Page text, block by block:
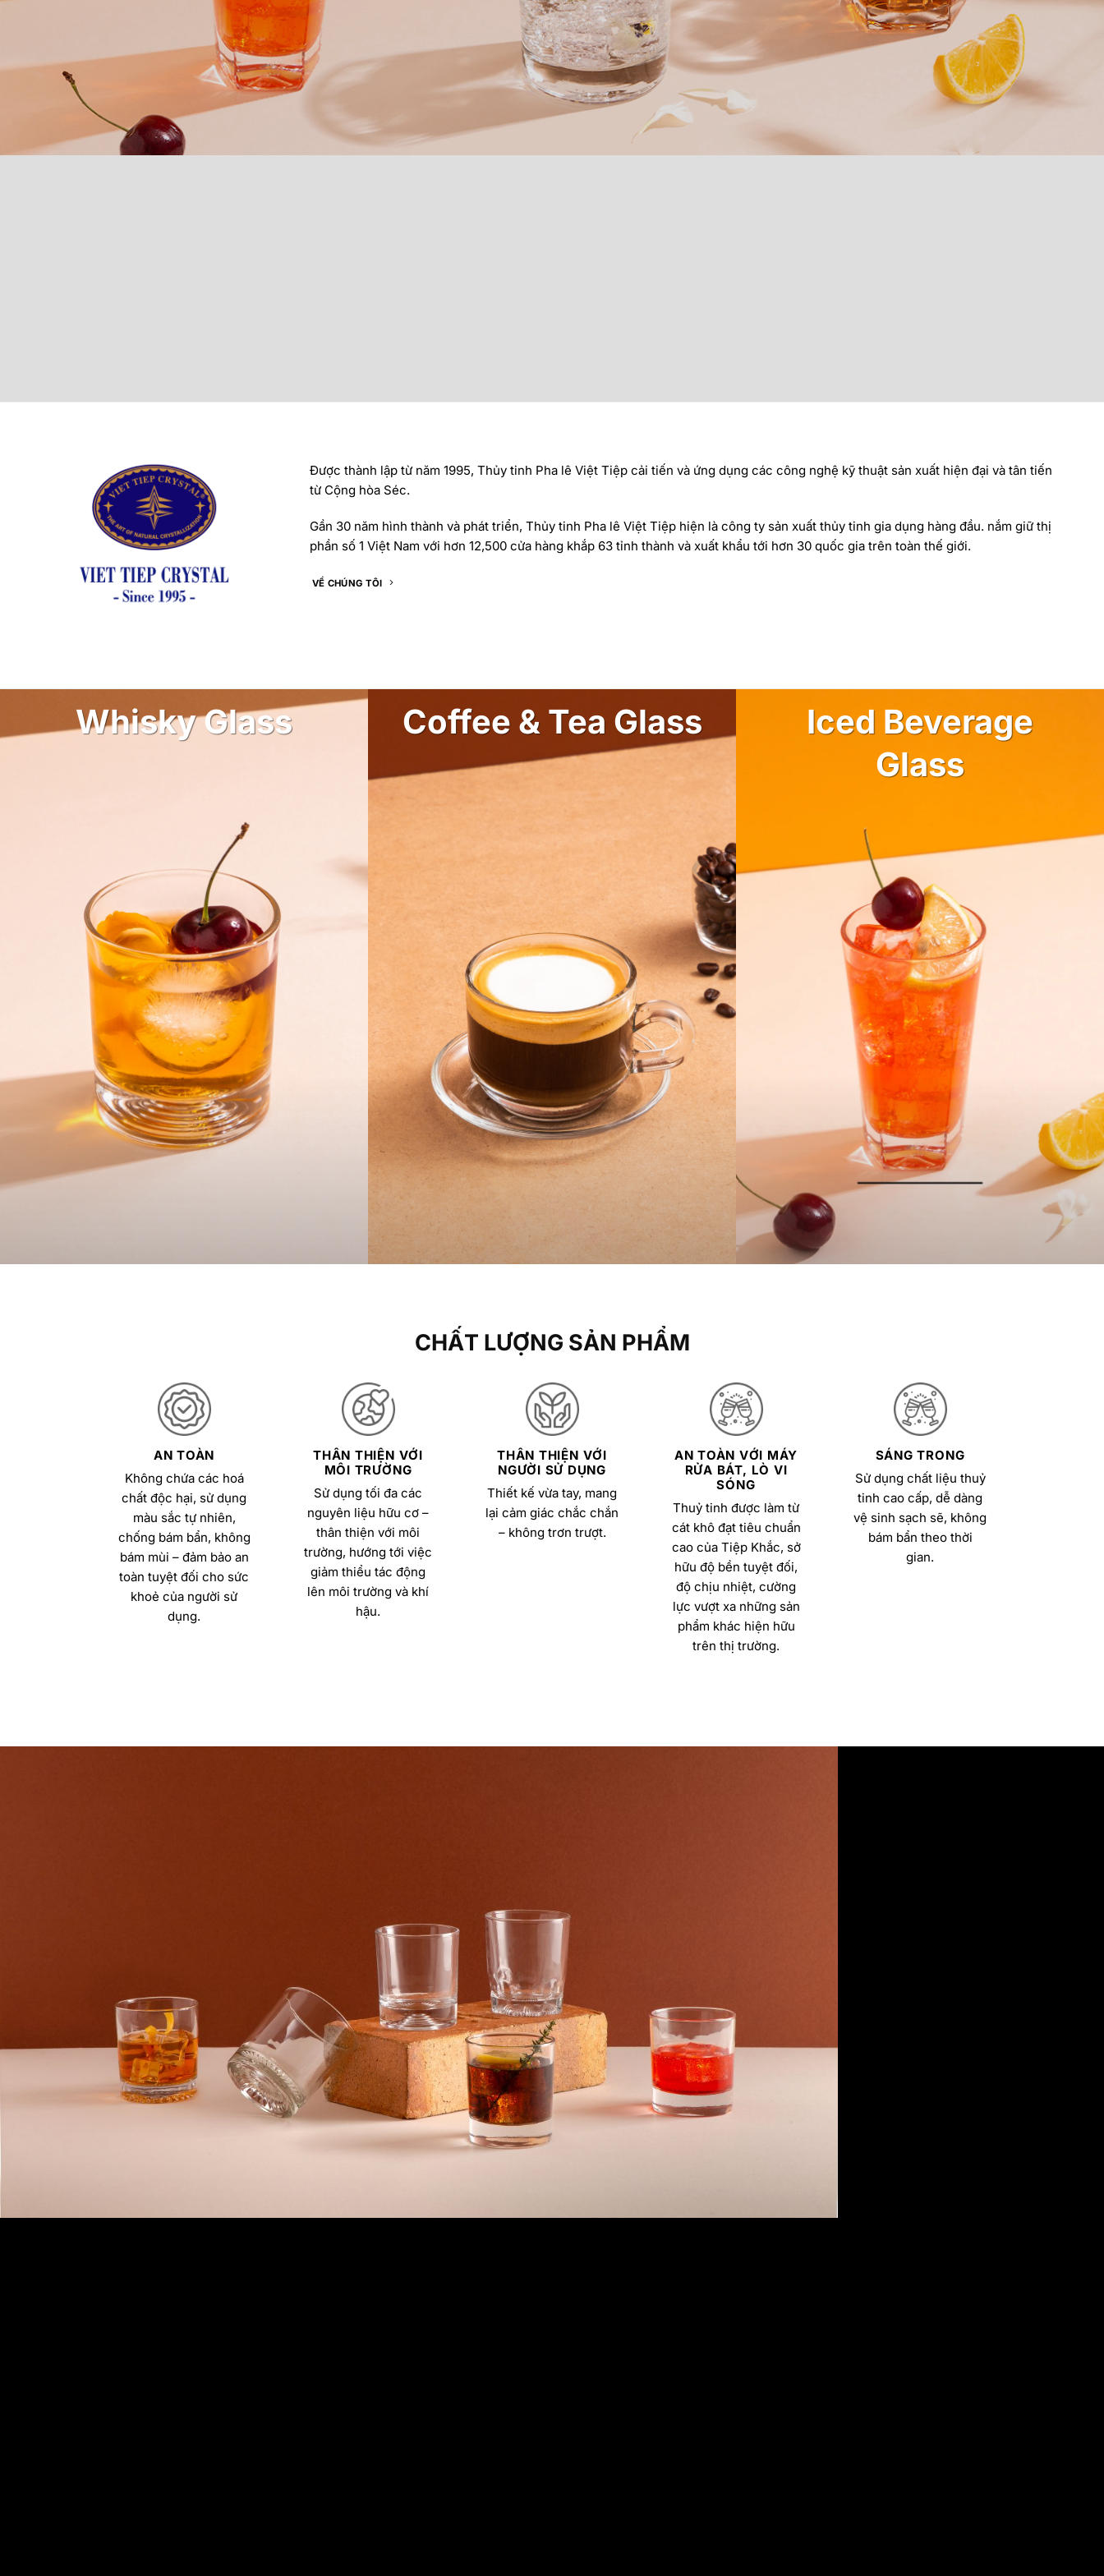
Được thành lập từ năm 1995, Thủy tinh Pha lê Việt Tiệp cải tiến và ứng dụng các công nghệ kỹ thuật sản xuất hiện đại và tân tiến
từ Cộng hòa Séc.
Gần 30 năm hình thành và phát triển, Thủy tinh Pha lê Việt Tiệp hiện là công ty sản xuất thủy tinh gia dụng hàng đầu. nắm giữ thị
phần số 1 Việt Nam với hơn 12,500 cửa hàng khắp 63 tỉnh thành và xuất khẩu tới hơn 30 quốc gia trên toàn thế giới.
VỀ CHÚNG TÔI
Whisky Glass Coffee & Tea Glass
Iced Beverage
Glass
CHẤT LƯỢNG SẢN PHẨM
AN TOÀN
Không chứa các hoá
chất độc hại, sử dụng
màu sắc tự nhiên,
chống bám bẩn, không
bám mùi – đảm bảo an
toàn tuyệt đối cho sức
khoẻ của người sử
dụng.
THÂN THIỆN VỚI
MÔI TRƯỜNG
Sử dụng tối đa các
nguyên liệu hữu cơ –
thân thiện với môi
trường, hướng tới việc
giảm thiểu tác động
lên môi trường và khí
hậu.
THÂN THIỆN VỚI
NGƯỜI SỬ DỤNG
Thiết kế vừa tay, mang
lại cảm giác chắc chắn
– không trơn trượt.
AN TOÀN VỚI MÁY
RỬA BÁT, LÒ VI
SÓNG
Thuỷ tinh được làm từ
cát khô đạt tiêu chuẩn
cao của Tiệp Khắc, sở
hữu độ bền tuyệt đối,
độ chịu nhiệt, cường
lực vượt xa những sản
phẩm khác hiện hữu
trên thị trường.
SÁNG TRONG
Sử dụng chất liệu thuỷ
tinh cao cấp, dễ dàng
vệ sinh sạch sẽ, không
bám bẩn theo thời
gian.